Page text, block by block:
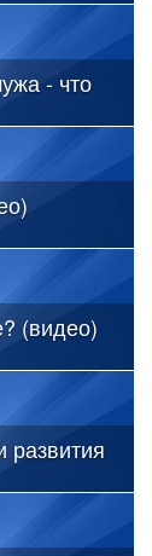
- что
(видео)
развития